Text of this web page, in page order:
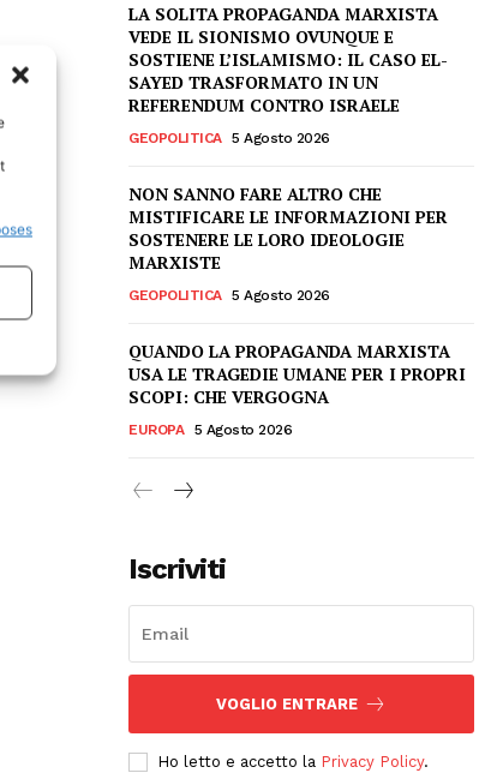
LA SOLITA PROPAGANDA MARXISTA
VEDE IL SIONISMO OVUNQUE E
SOSTIENE L’ISLAMISMO: IL CASO EL-
SAYED TRASFORMATO IN UN
REFERENDUM CONTRO ISRAELE
GEOPOLITICA 5 Agosto 2026
NON SANNO FARE ALTRO CHE
MISTIFICARE LE INFORMAZIONI PER
SOSTENERE LE LORO IDEOLOGIE
MARXISTE
GEOPOLITICA 5 Agosto 2026
QUANDO LA PROPAGANDA MARXISTA
USA LE TRAGEDIE UMANE PER I PROPRI
SCOPI: CHE VERGOGNA
EUROPA 5 Agosto 2026
Iscriviti
VOGLIO ENTRARE
Ho letto e accetto la Privacy Policy.